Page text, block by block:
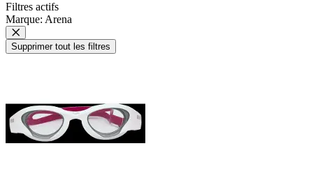
Filtres actifs
Marque: Arena
Supprimer tout les filtres